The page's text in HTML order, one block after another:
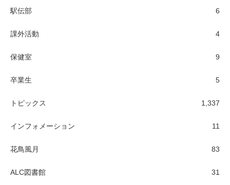
駅伝部 6
課外活動 4
保健室 9
卒業生 5
トピックス 1,337
インフォメーション 11
花鳥風月 83
ALC図書館 31